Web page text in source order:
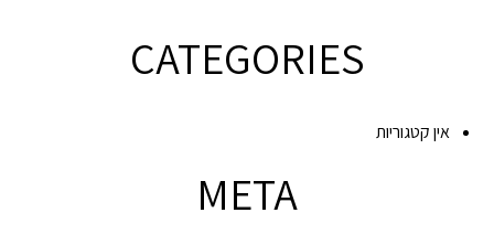
CATEGORIES
אין קטגוריות
META